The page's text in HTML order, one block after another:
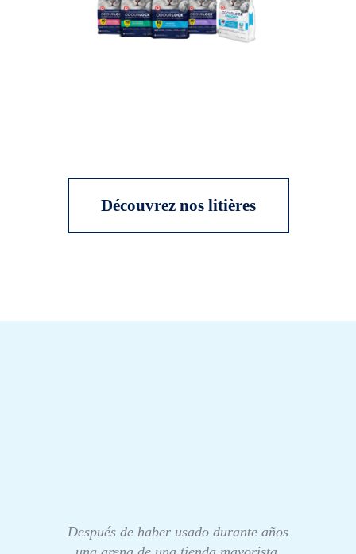
Découvrez nos litières
Después de haber usado durante años